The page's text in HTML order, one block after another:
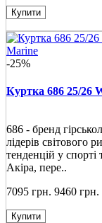
Купити
-25%
Куртка 686 25/26
686 - бренд
лідерів світового
тенденцій у спорті
Акіра, пере..
7095 грн. 9460 грн.
Купити